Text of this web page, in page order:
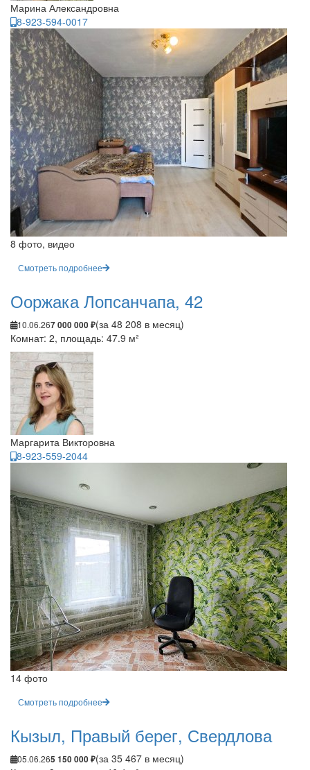
Марина Александровна
8-923-594-0017
8 фото, видео
Смотреть подробнее
Ооржака Лопсанчапа, 42
10.06.267 000 000 ₽(за 48 208 в месяц)
Комнат: 2, площадь: 47.9 м²
Маргарита Викторовна
8-923-559-2044
14 фото
Смотреть подробнее
Кызыл, Правый берег, Свердлова
05.06.265 150 000 ₽(за 35 467 в месяц)